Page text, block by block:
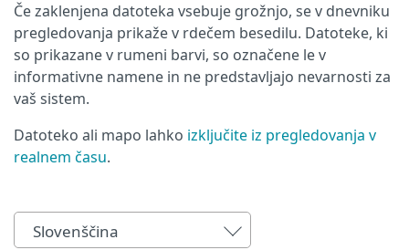
Če zaklenjena datoteka vsebuje grožnjo, se v dnevniku
pregledovanja prikaže v rdečem besedilu. Datoteke, ki
so prikazane v rumeni barvi, so označene le v
informativne namene in ne predstavljajo nevarnosti za
vaš sistem.
Datoteko ali mapo lahko izključite iz pregledovanja v
realnem času.
Slovenščina